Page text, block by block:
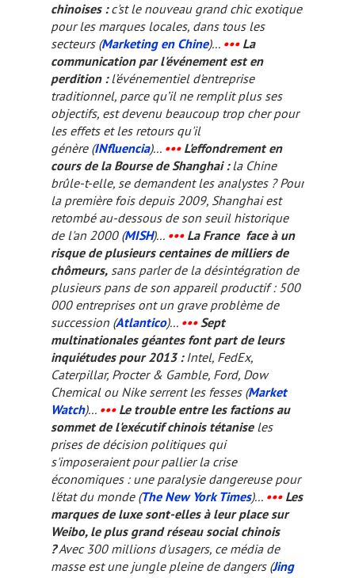
chinoises :c'st le nouveau grand chic exotique
pour les marques locales, dans tous les
secteurs (Marketing en Chine)... •••La
communication par l'événement est en
perdition :l’événementiel d'entreprise
traditionnel, parce qu’il ne remplit plus ses
objectifs, est devenu beaucoup trop cher pour
les effets et les retours qu'il
génère (INfluencia)... •••L'effondrement en
cours de la Bourse de Shanghai :la Chine
brûle-t-elle, se demandent les analystes ? Pour
la première fois depuis 2009, Shanghai est
retombé au-dessous de son seuil historique
de l'an 2000 (MISH)... •••La France face à un
risque de plusieurs centaines de milliers de
chômeurs, sans parler de la désintégration de
plusieurs pans de son appareil productif : 500
000 entreprises ont un grave problème de
succession (Atlantico)... •••Sept
multinationales géantes font part de leurs
inquiétudes pour 2013 :Intel, FedEx,
Caterpillar, Procter & Gamble, Ford, Dow
Chemical ou Nike serrent les fesses (Market
Watch)... •••Le trouble entre les factions au
sommet de l'exécutif chinois tétaniseles
prises de décision politiques qui
s'imposeraient pour pallier la crise
économiques : une paralysie dangereuse pour
l'état du monde (The New York Times)... •••Les
marques de luxe sont-elles à leur place sur
Weibo, le plus grand réseau social chinois
?Avec 300 millions d'usagers, ce média de
masse est une jungle pleine de dangers (Jing